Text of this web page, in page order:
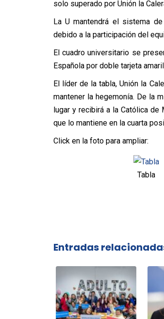
solo superado por Unión la
La U mantendrá el sistema
debido a la participación del
El cuadro universitario se
Española por doble tarjeta
El líder de la tabla, Unión la
mantener la hegemonía. De la
lugar y recibirá a la Católica de
que lo mantiene en la cuarta
Click en la foto para ampliar:
Tabla
Entradas